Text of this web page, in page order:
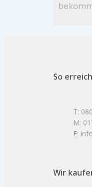
So
T:
M:
E:
Wir